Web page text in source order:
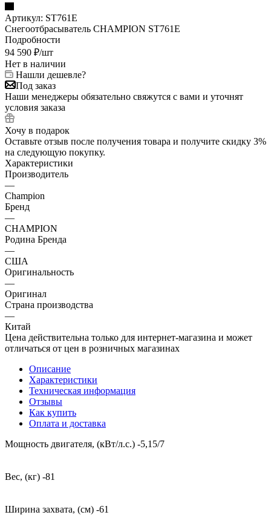
Артикул: ST761E
Снегоотбрасыватель CHAMPION ST761E
Подробности
94 590 ₽/шт
Нет в наличии
Нашли дешевле?
Под заказ
Наши менеджеры обязательно свяжутся с вами и уточнят
условия заказа
Хочу в подарок
Оставьте отзыв после получения товара и получите скидку 3%
на следующую покупку.
Характеристики
Производитель
—
Champion
Бренд
—
CHAMPION
Родина Бренда
—
США
Оригинальность
—
Оригинал
Страна производства
—
Китай
Цена действительна только для интернет-магазина и может
отличаться от цен в розничных магазинах
Описание
Характеристики
Техническая информация
Отзывы
Как купить
Оплата и доставка
Мощность двигателя, (кВт/л.с.) -5,15/7
Вес, (кг) -81
Ширина захвата, (см) -61